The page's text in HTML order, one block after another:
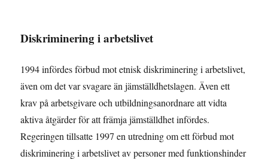
Diskriminering i arbetslivet
1994 infördes förbud mot etnisk diskriminering i arbetslivet,
även om det var svagare än jämställdhetslagen. Även ett
krav på arbetsgivare och utbildningsanordnare att vidta
aktiva åtgärder för att främja jämställdhet infördes.
Regeringen tillsatte 1997 en utredning om ett förbud mot
diskriminering i arbetslivet av personer med funktionshinder